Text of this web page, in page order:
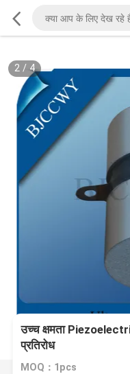
2/ 4
उच्च क्षमता
प्रतिरोध
MOQ：1pcs